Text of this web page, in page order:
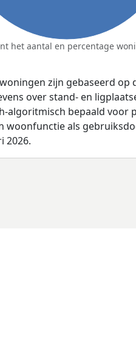
het aantal en percentage
zijn gebaseerd op
over stand- en
algoritmisch bepaald voor
woonfunctie als
2026.